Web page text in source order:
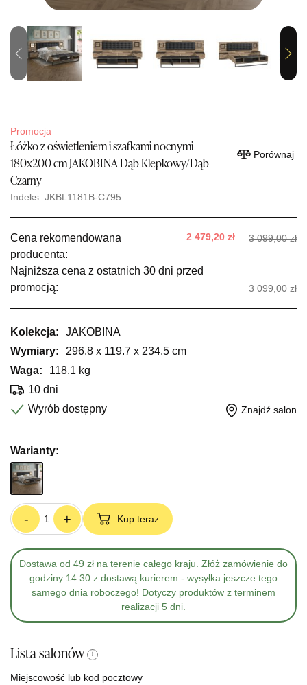
Previous Next
Promocja
Łóżko z oświetleniem i szafkami nocnymi
180x200 cm JAKOBINA Dąb Klepkowy/Dąb
Czarny
Indeks: JKBL1181B-C795
Porównaj
Cena rekomendowana
producenta:
2 479,20 zł 3 099,00 zł
Najniższa cena z ostatnich 30 dni przed
promocją:
3 099,00 zł
Kolekcja:
JAKOBINA
Wymiary:
296.8 x 119.7 x 234.5 cm
Waga:
118.1 kg
10 dni
Wyrób dostępny
Znajdź salon
Warianty:
- + Kup teraz
Dostawa od 49 zł na terenie całego kraju. Złóż zamówienie do
godziny 14:30 z dostawą kurierem - wysyłka jeszcze tego
samego dnia roboczego! Dotyczy produktów z terminem
realizacji 5 dni.
Lista salonów i
Miejscowość lub kod pocztowy